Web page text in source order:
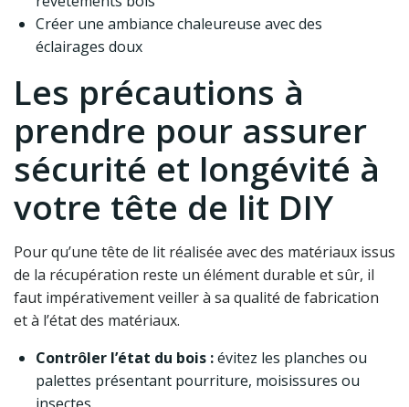
Créer une ambiance chaleureuse avec des
éclairages doux
Les précautions à
prendre pour assurer
sécurité et longévité à
votre tête de lit DIY
Pour qu’une tête de lit réalisée avec des matériaux issus
de la récupération reste un élément durable et sûr, il
faut impérativement veiller à sa qualité de fabrication
et à l’état des matériaux.
Contrôler l’état du bois :évitez les planches ou
palettes présentant pourriture, moisissures ou